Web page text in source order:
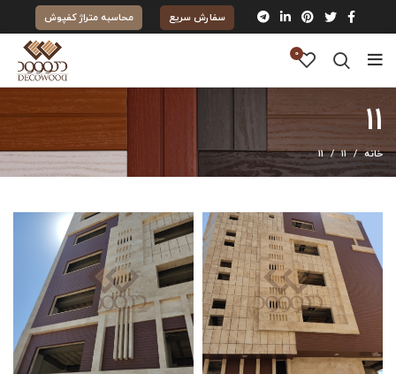
سفارش سریع محاسبه متراژ کفپوش
0
۱۱
خانه ۱۱ ۱۱